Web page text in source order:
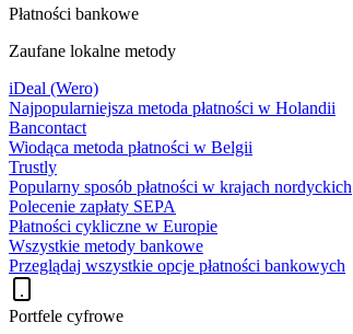
Płatności bankowe
Zaufane lokalne metody
iDeal (Wero)
Najpopularniejsza metoda płatności w Holandii
Bancontact
Wiodąca metoda płatności w Belgii
Trustly
Popularny sposób płatności w krajach nordyckich
Polecenie zapłaty SEPA
Płatności cykliczne w Europie
Wszystkie metody bankowe
Przeglądaj wszystkie opcje płatności bankowych
Portfele cyfrowe